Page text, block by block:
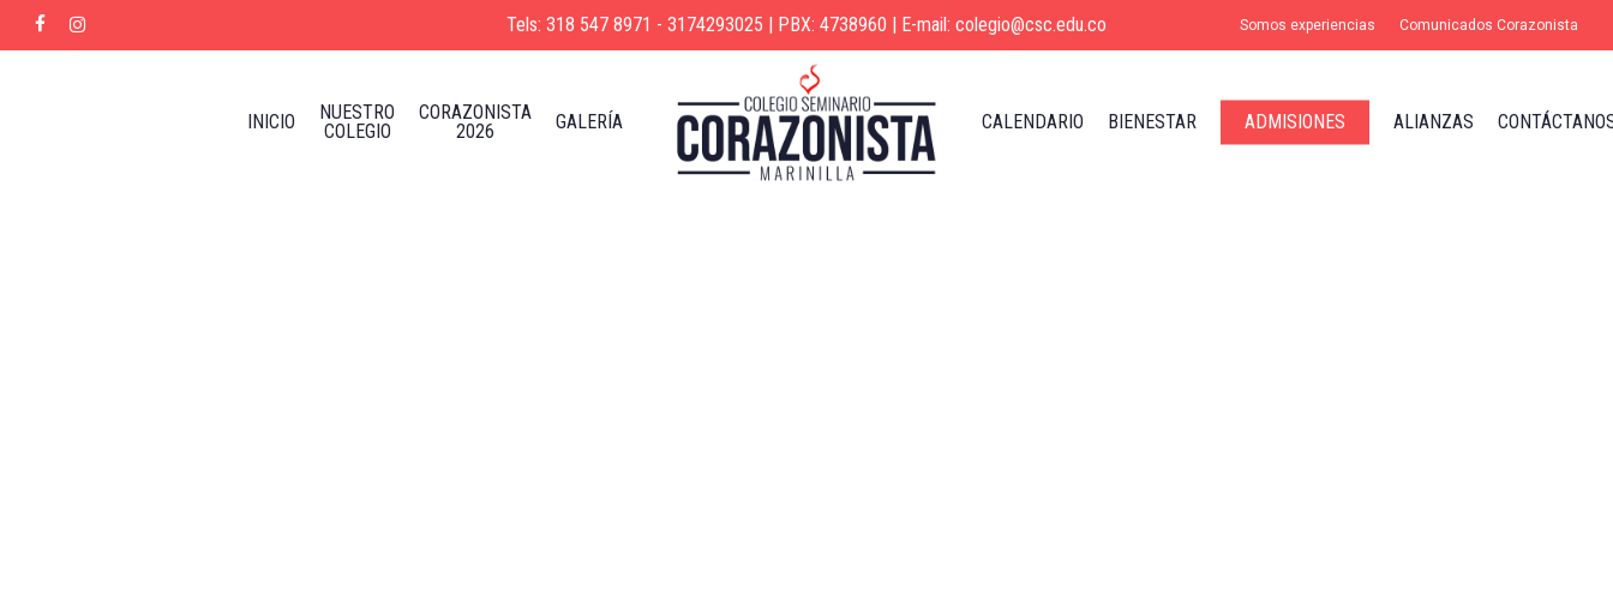
facebookinstagram Tels: 318 547 8971 - 3174293025 | PBX: 4738960 | E-mail: colegio@csc.edu.co Somos experiencias Comunicados Corazonista
INICIO
NUESTRO
COLEGIO
CORAZONISTA
2026
GALERÍA CALENDARIO BIENESTAR ADMISIONES ALIANZAS